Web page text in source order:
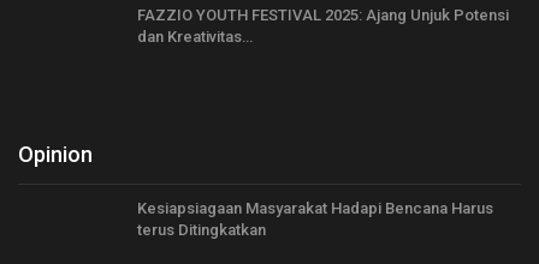
FAZZIO YOUTH FESTIVAL 2025: Ajang Unjuk Potensi
dan Kreativitas…
Opinion
Kesiapsiagaan Masyarakat Hadapi Bencana Harus
terus Ditingkatkan